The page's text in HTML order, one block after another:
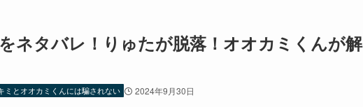
ネタバレ！りゅたが脱落！オオカミくんが解
ミとオオカミくんには騙されない 2024年9月30日